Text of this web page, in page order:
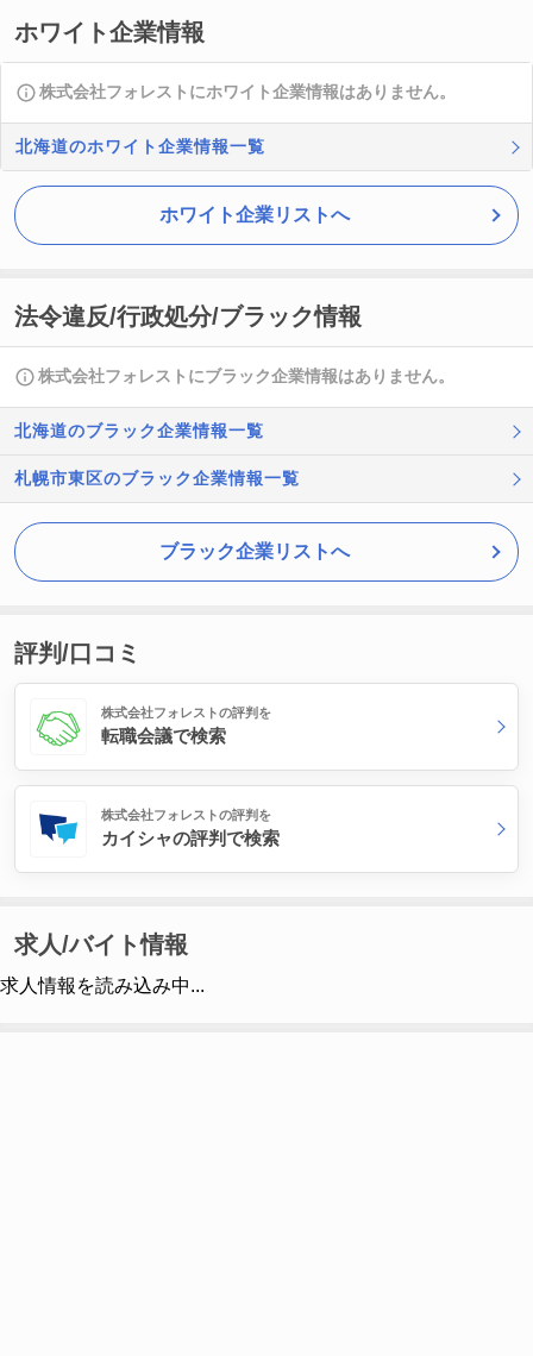
ホワイト企業情報
株式会社フォレストにホワイト企業情報はありません。
北海道のホワイト企業情報一覧
ホワイト企業リストへ
法令違反/行政処分/ブラック情報
株式会社フォレストにブラック企業情報はありません。
北海道のブラック企業情報一覧
札幌市東区のブラック企業情報一覧
ブラック企業リストへ
評判/口コミ
株式会社フォレストの評判を
転職会議で検索
株式会社フォレストの評判を
カイシャの評判で検索
求人/バイト情報
求人情報を読み込み中...